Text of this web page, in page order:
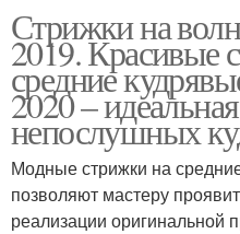
Стрижки на
2019. Красивые
средние
2020 –
непослушных
Модные стрижки на
позволяют мастеру
реализации оригинальной